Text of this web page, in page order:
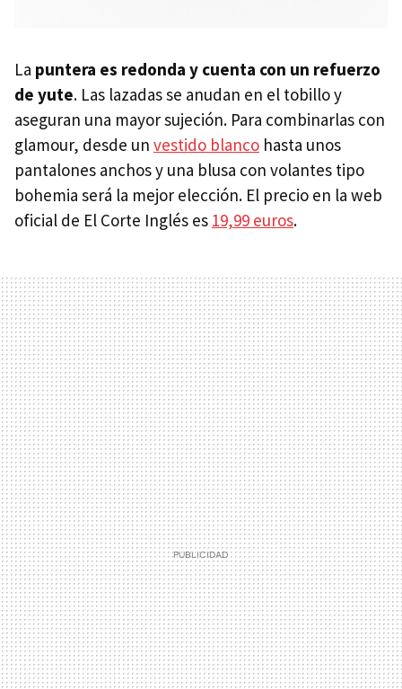
La puntera es redonda y cuenta con un refuerzo
de yute. Las lazadas se anudan en el tobillo y
aseguran una mayor sujeción. Para combinarlas con
glamour, desde un vestido blanco hasta unos
pantalones anchos y una blusa con volantes tipo
bohemia será la mejor elección. El precio en la web
oficial de El Corte Inglés es 19,99 euros.